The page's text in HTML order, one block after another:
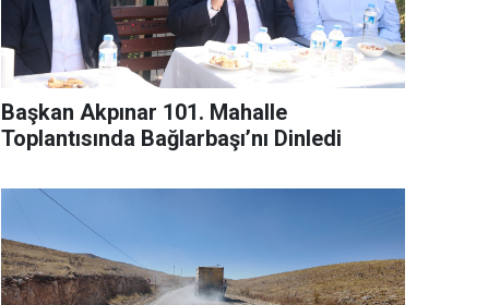
Başkan Akpınar 101. Mahalle
Toplantısında Bağlarbaşı’nı Dinledi